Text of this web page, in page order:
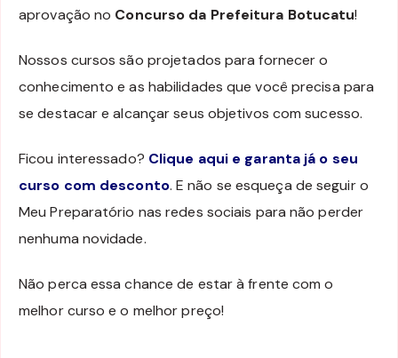
aprovação no Concurso da Prefeitura Botucatu!
Nossos cursos são projetados para fornecer o
conhecimento e as habilidades que você precisa para
se destacar e alcançar seus objetivos com sucesso.
Ficou interessado? Clique aqui e garanta já o seu
curso com desconto. E não se esqueça de seguir o
Meu Preparatório nas redes sociais para não perder
nenhuma novidade.
Não perca essa chance de estar à frente com o
melhor curso e o melhor preço!